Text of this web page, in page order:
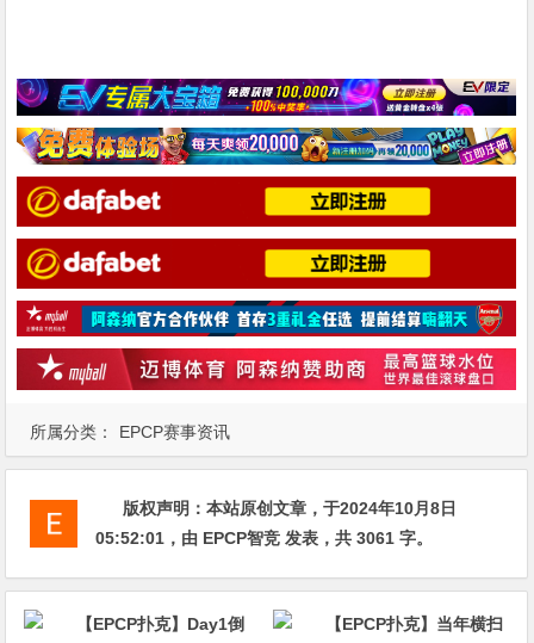
所属分类： EPCP赛事资讯
版权声明：本站原创文章，于2024年10月8日
05:52:01 ，由 EPCP智竞 发表，共 3061 字。